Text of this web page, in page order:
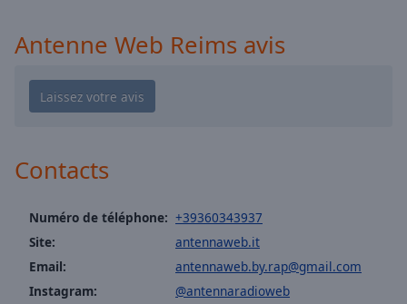
Color
Opacity
Background
Opacity
Caption
Antenne Web Reims avis
Contacts
Numéro de téléphone: +39360343937
Site:
antennaweb.it
Email:
antennaweb.by.rap@gmail.com
Instagram:
@antennaradioweb